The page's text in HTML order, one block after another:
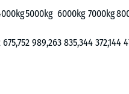
5000kg 6000kg 7000kg
675,752 989,263 835,344 372,144